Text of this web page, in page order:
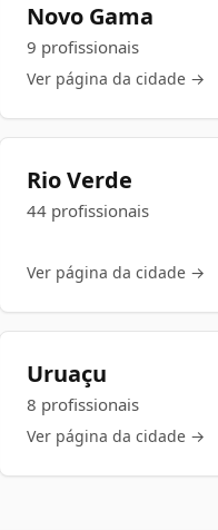
Novo Gama
9 profissionais
Ver página da cidade →
Rio Verde
44 profissionais
Ver página da cidade →
Uruaçu
8 profissionais
Ver página da cidade →